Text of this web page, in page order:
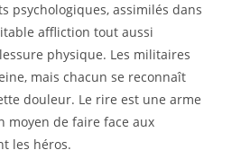
psychologiques, assimilés dans
affliction tout aussi
physique. Les militaires
mais chacun se reconnaît
douleur. Le rire est une arme
moyen de faire face aux
les héros.